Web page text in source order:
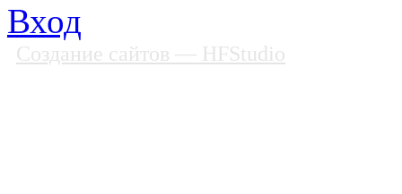
Вход
Создание сайтов — HFStudio